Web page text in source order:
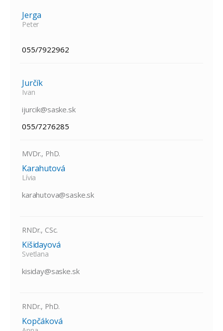
Jerga
Peter
055/7922962
Jurčík
Ivan
ijurcik@saske.sk
055/7276285
MVDr., PhD.
Karahutová
Lívia
karahutova@saske.sk
RNDr., CSc.
Kišidayová
Svetlana
kisiday@saske.sk
RNDr., PhD.
Kopčáková